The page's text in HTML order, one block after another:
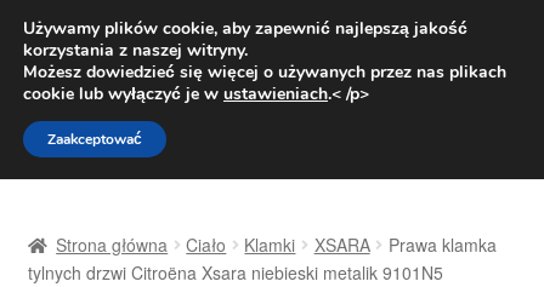
DOSTAWA od 31 zł
Pn.-pt. 9:00-16:00800 003 167
Przejdź
do
nawigacji
Przejdź
do
treści
Dostawa
Strona główna Ciało Klamki XSARA
Prawa klamka
tylnych drzwi Citroëna Xsara niebieski metalik 9101N5
Używamy plików cookie, aby zapewnić najlepszą jakość
korzystania z naszej witryny.
Możesz dowiedzieć się więcej o używanych przez nas plikach
cookie lub wyłączyć je w ustawieniach.< /p>
Zaakceptować